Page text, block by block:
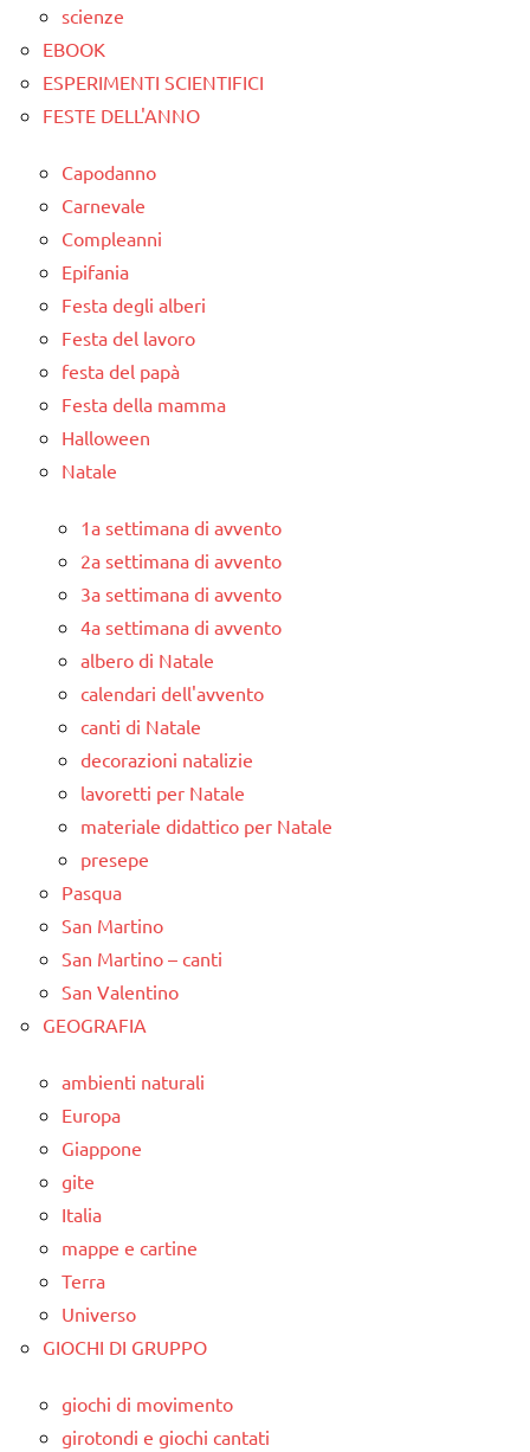
scienze
EBOOK
ESPERIMENTI SCIENTIFICI
FESTE DELL'ANNO
Capodanno
Carnevale
Compleanni
Epifania
Festa degli alberi
Festa del lavoro
festa del papà
Festa della mamma
Halloween
Natale
1a settimana di avvento
2a settimana di avvento
3a settimana di avvento
4a settimana di avvento
albero di Natale
calendari dell'avvento
canti di Natale
decorazioni natalizie
lavoretti per Natale
materiale didattico per Natale
presepe
Pasqua
San Martino
San Martino – canti
San Valentino
GEOGRAFIA
ambienti naturali
Europa
Giappone
gite
Italia
mappe e cartine
Terra
Universo
GIOCHI DI GRUPPO
giochi di movimento
girotondi e giochi cantati